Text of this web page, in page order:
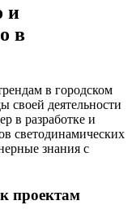
и
в
в городском
своей деятельности
в разработке и
светодинамических
знания с
проектам